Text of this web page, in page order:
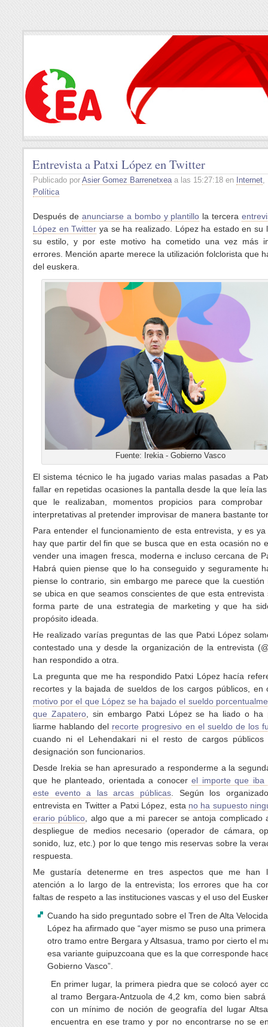
Entrevista a Patxi López en Twitter
Publicado por Asier Gomez Barrenetxeaa las 15:27:18 en Internet,
Política
Después de anunciarse a bombo y plantillo la tercera
López en Twitter ya se ha realizado. López ha estado en su
su estilo, y por este motivo ha cometido una vez más
errores. Mención aparte merece la utilización folclorista que
del euskera.
Fuente: Irekia - Gobierno Vasco
El sistema técnico le ha jugado varias malas pasadas a
fallar en repetidas ocasiones la pantalla desde la que leía
que le realizaban, momentos propicios para comprobar
interpretativas al pretender improvisar de manera bastante
Para entender el funcionamiento de esta entrevista, y es
hay que partir del fin que se busca que en esta ocasión no
vender una imagen fresca, moderna e incluso cercana de
Habrá quien piense que lo ha conseguido y seguramente
piense lo contrario, sin embargo me parece que la cuestión
se ubica en que seamos conscientes de que esta entrevista
forma parte de una estrategia de marketing y que ha
propósito ideada.
He realizado varías preguntas de las que Patxi López
contestado una y desde la organización de la entrevista
han respondido a otra.
La pregunta que me ha respondido Patxi López hacía
recortes y la bajada de sueldos de los cargos públicos, en
motivo por el que López se ha bajado el sueldo
que Zapatero, sin embargo Patxi López se ha liado o ha
liarme hablando del recorte progresivo en el sueldo de los
cuando ni el Lehendakari ni el resto de cargos
designación son funcionarios.
Desde Irekia se han apresurado a responderme a la
que he planteado, orientada a conocerel importe que iba
este evento a las arcas públicas. Según los
entrevista en Twitter a Patxi López, esta no ha supuesto
erario público, algo que a mi parecer se antoja complicado
despliegue de medios necesario (operador de cámara,
sonido, luz, etc.) por lo que tengo mis reservas sobre la
respuesta.
Me gustaría detenerme en tres aspectos que me han
atención a lo largo de la entrevista; los errores que ha
faltas de respeto a las instituciones vascas y el uso del
Cuando ha sido preguntado sobre el Tren de Alta
López ha afirmado que “ayer mismo se puso una
otro tramo entre Bergara y Altsasua, tramo por cierto el
esa variante guipuzcoana que es la que corresponde
Gobierno Vasco”.
En primer lugar, la primera piedra que se colocó ayer
al tramo Bergara-Antzuola de 4,2 km, como bien sabrá
con un mínimo de noción de geografía del lugar
encuentra en ese tramo y por no encontrarse no se